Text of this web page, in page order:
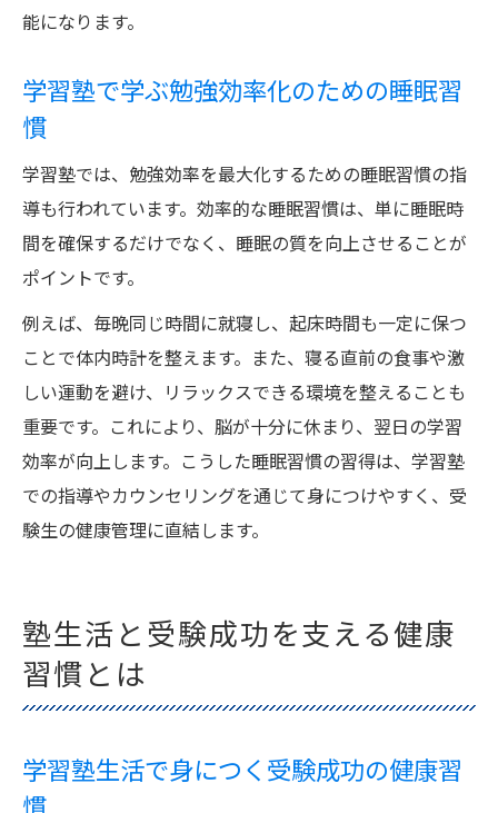
能になります。
学習塾で学ぶ勉強効率化のための睡眠習
慣
学習塾では、勉強効率を最大化するための睡眠習慣の指
導も行われています。効率的な睡眠習慣は、単に睡眠時
間を確保するだけでなく、睡眠の質を向上させることが
ポイントです。
例えば、毎晩同じ時間に就寝し、起床時間も一定に保つ
ことで体内時計を整えます。また、寝る直前の食事や激
しい運動を避け、リラックスできる環境を整えることも
重要です。これにより、脳が十分に休まり、翌日の学習
効率が向上します。こうした睡眠習慣の習得は、学習塾
での指導やカウンセリングを通じて身につけやすく、受
験生の健康管理に直結します。
塾生活と受験成功を支える健康
習慣とは
学習塾生活で身につく受験成功の健康習